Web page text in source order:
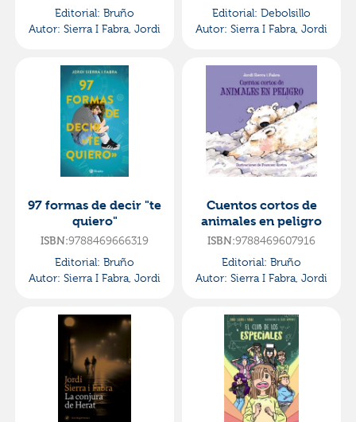
Editorial: Bruño
Autor: Sierra I Fabra, Jordi
Editorial: Debolsillo
Autor: Sierra I Fabra, Jordi
97 formas de decir "te
quiero"
ISBN:9788469666319
Editorial: Bruño
Autor: Sierra I Fabra, Jordi
Cuentos cortos de
animales en peligro
ISBN:9788469607916
Editorial: Bruño
Autor: Sierra I Fabra, Jordi